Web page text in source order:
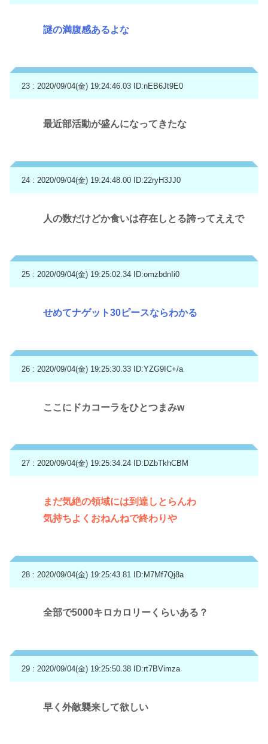
謎の満腹感あるよな
23 : 2020/09/04(金) 19:24:46.03 ID:nEB6Jt9E0
最近部活動が盛んになってきたな
24 : 2020/09/04(金) 19:24:48.00 ID:22ryH3JJ0
人の数だけどか食いは存在しとる誇ってええで
25 : 2020/09/04(金) 19:25:02.34 ID:omzbdnIi0
せめてナゲット30ピースならわかる
26 : 2020/09/04(金) 19:25:30.33 ID:YZG9IC+/a
ここにドカコーラをひとつまみw
27 : 2020/09/04(金) 19:25:34.24 ID:DZbTkhCBM
まだ気絶の領域には到達しとらんわ
気持ちよくおねんねで終わりや
28 : 2020/09/04(金) 19:25:43.81 ID:M7Mf7Qj8a
全部で5000キロカロリーくらいある？
29 : 2020/09/04(金) 19:25:50.38 ID:rt7BVimza
早く外敵襲来して欲しい